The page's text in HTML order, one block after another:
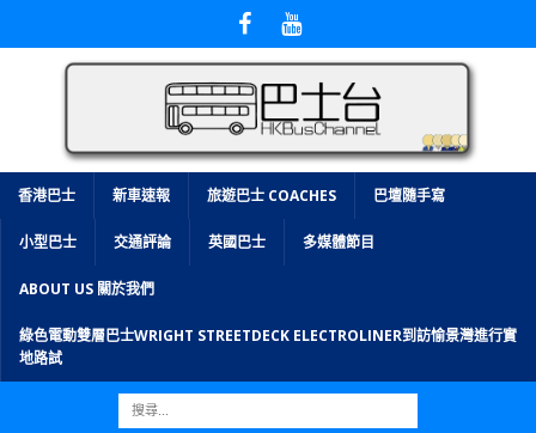
香港巴士 新車速報 旅遊巴士 COACHES 巴壇隨手寫
小型巴士 交通評論 英國巴士 多媒體節目
ABOUT US 關於我們
綠色電動雙層巴士WRIGHT STREETDECK ELECTROLINER到訪愉景灣進行實
地路試